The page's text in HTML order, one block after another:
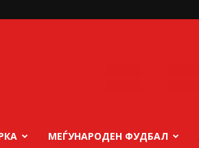
МЕЃУНАРОДЕН ФУДБАЛ